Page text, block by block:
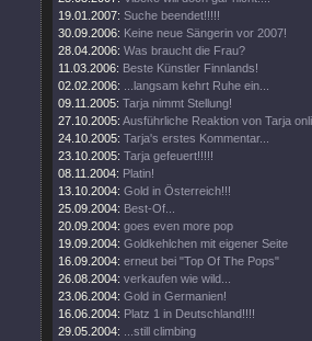
19.01.2007: Suche beendet!!!!!
30.09.2006: Keine neue Sängerin vor 2007!
28.04.2006: Was braucht die Frau?
11.03.2006: Beste Künstler Finnlands!
02.02.2006:
...langsam kehrt Ruhe ein...
09.11.2005: Tarja nimmt Stellung!
27.10.2005: Ausführliche Reaktion von Tarja
24.10.2005: Tarja's erstes Kommentar...
23.10.2005: Tarja gefeuert!!!!!
08.11.2004: Platin!
13.10.2004: Gold in Österreich!!!
25.09.2004: Best-Of...
20.09.2004: goes even more pop
19.09.2004: Goldkehlchen mit eigener Seite
16.09.2004: erneut bei "Top Of The Pops"
26.08.2004: verkaufen wie wild...
23.06.2004: Gold in Germanien!
16.06.2004: Platz 1 in Deutschland!!!!
29.05.2004:
...still climbing